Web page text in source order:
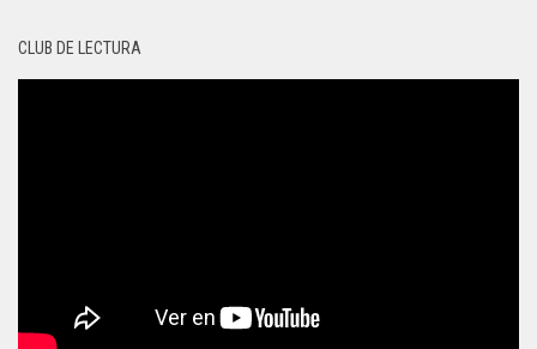
CLUB DE LECTURA